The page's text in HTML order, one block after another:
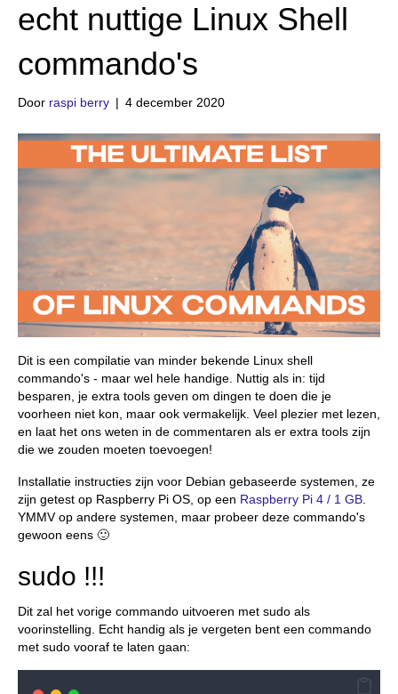
echt nuttige Linux Shell
commando's
Door raspi berry | 4 december 2020
Dit is een compilatie van minder bekende Linux shell
commando's - maar wel hele handige. Nuttig als in: tijd
besparen, je extra tools geven om dingen te doen die je
voorheen niet kon, maar ook vermakelijk. Veel plezier met lezen,
en laat het ons weten in de commentaren als er extra tools zijn
die we zouden moeten toevoegen!
Installatie instructies zijn voor Debian gebaseerde systemen, ze
zijn getest op Raspberry Pi OS, op een Raspberry Pi 4 / 1 GB.
YMMV op andere systemen, maar probeer deze commando's
gewoon eens 🙂
sudo !!!
Dit zal het vorige commando uitvoeren met sudo als
voorinstelling. Echt handig als je vergeten bent een commando
met sudo vooraf te laten gaan: